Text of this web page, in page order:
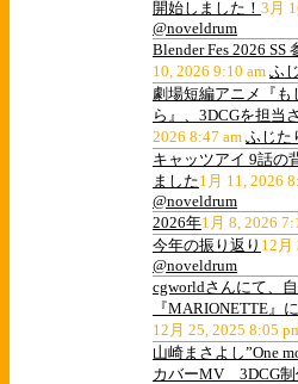
開始しました！ 3月
@noveldrum
Blender Fes 2026 SS
10, 2026 9:10 am ふ
劇場短編アニメ『
ら』、3DCGを担当
2026 8:47 am ふじた
キャッツアイ 9話の
ました1月 11, 2026
@noveldrum
2026年1月 8, 2026
今年の振り返り 12月
@noveldrum
cgworldさんにて、
『MARIONETTE』
12月 25, 2025 8:05
山崎まさよし”One
カバーMV 3DCG制